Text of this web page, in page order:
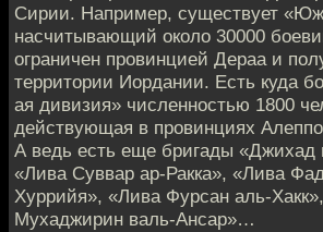
Сирии. Например, существует
насчитывающий около 30000
ограничен провинцией Дераа и
территории Иордании. Есть куда
ая дивизия» численностью 1800
действующая в провинциях
А ведь есть еще бригады «Джихад
«Лива Суввар ар-Ракка», «Лива
Хуррийя», «Лива Фурсан аль-
Мухаджирин валь-Ансар»…